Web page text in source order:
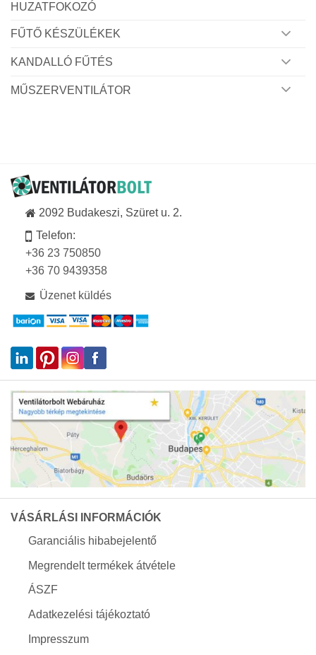
HUZATFOKOZÓ
FŰTŐ KÉSZÜLÉKEK
KANDALLÓ FŰTÉS
MŰSZERVENTILÁTOR
2092 Budakeszi, Szüret u. 2.
Telefon:
+36 23 750850
+36 70 9439358
Üzenet küldés
VÁSÁRLÁSI INFORMÁCIÓK
Garanciális hibabejelentő
Megrendelt termékek átvétele
ÁSZF
Adatkezelési tájékoztató
Impresszum